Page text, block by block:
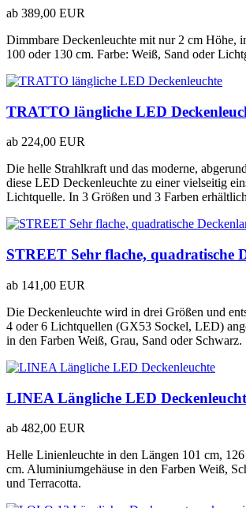
ab 389,00 EUR
Dimmbare Deckenleuchte mit nur 2 cm Höhe,
100 oder 130 cm. Farbe: Weiß, Sand oder
TRATTO längliche LED
ab 224,00 EUR
Die helle Strahlkraft und das moderne,
diese LED Deckenleuchte zu einer vielseitig
Lichtquelle. In 3 Größen und 3 Farben
STREET Sehr flache, quadratische
ab 141,00 EUR
Die Deckenleuchte wird in drei Größen und
4 oder 6 Lichtquellen (GX53 Sockel, LED)
in den Farben Weiß, Grau, Sand oder Schwarz.
LINEA Längliche LED
ab 482,00 EUR
Helle Linienleuchte in den Längen 101 cm,
cm. Aluminiumgehäuse in den Farben Weiß,
und Terracotta.